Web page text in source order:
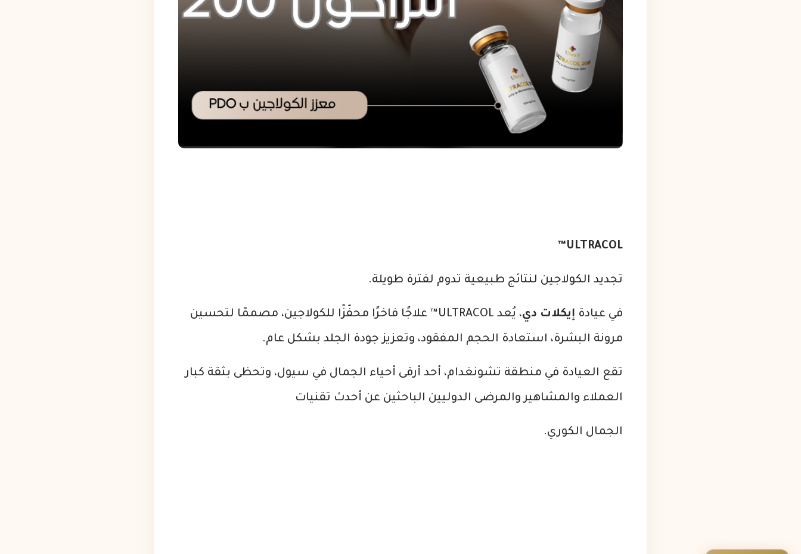
ULTRACOL™
تجديد الكولاجين لنتائج طبيعية تدوم لفترة طويلة.
في عيادة إيكلات دي
، يُعد ULTRACOL™ علاجًا فاخرًا محفّزًا للكولاجين، مصممًا لتحسين
مرونة البشرة، استعادة الحجم المفقود، وتعزيز جودة الجلد بشكل عام.
تقع العيادة في منطقة تشونغدام، أحد أرقى أحياء الجمال في سيول، وتحظى بثقة كبار
العملاء والمشاهير والمرضى الدوليين الباحثين عن أحدث تقنيات
الجمال الكوري.